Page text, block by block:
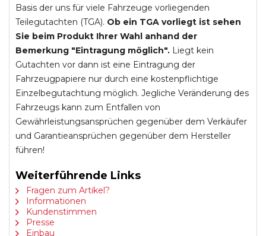
Basis der uns für viele Fahrzeuge vorliegenden
Teilegutachten (TGA). Ob ein TGA vorliegt ist sehen
Sie beim Produkt Ihrer Wahl anhand der
Bemerkung "Eintragung möglich". Liegt kein
Gutachten vor dann ist eine Eintragung der
Fahrzeugpapiere nur durch eine kostenpflichtige
Einzelbegutachtung möglich. Jegliche Veränderung des
Fahrzeugs kann zum Entfallen von
Gewährleistungsansprüchen gegenüber dem Verkäufer
und Garantieansprüchen gegenüber dem Hersteller
führen!
Weiterführende Links
Fragen zum Artikel?
Informationen
Kundenstimmen
Presse
Einbau